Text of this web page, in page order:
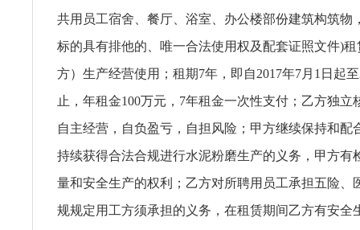
共用员工宿舍、餐厅、浴室、办公楼部份建筑构筑物
标的具有排他的、唯一合法使用权及配套证照文件)
方）生产经营使用；租期7年，即自2017年7月1日起
止，年租金100万元，7年租金一次性支付；乙方独立
自主经营，自负盈亏，自担风险；甲方继续保持和配
持续获得合法合规进行水泥粉磨生产的义务，甲方有
量和安全生产的权利；乙方对所聘用员工承担五险、
规规定用工方须承担的义务，在租赁期间乙方有安全